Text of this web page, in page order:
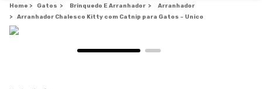
Gatos Brinquedo E Arranhador
Arranhador
Arranhador Chalesco Kitty com Catnip para Gatos - Unico
TERMOS MAIS BUSCADOS